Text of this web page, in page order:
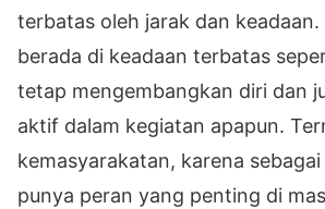
terbatas oleh jarak dan keadaan.
berada di keadaan terbatas
tetap mengembangkan diri dan
aktif dalam kegiatan apapun.
kemasyarakatan, karena
punya peran yang penting di